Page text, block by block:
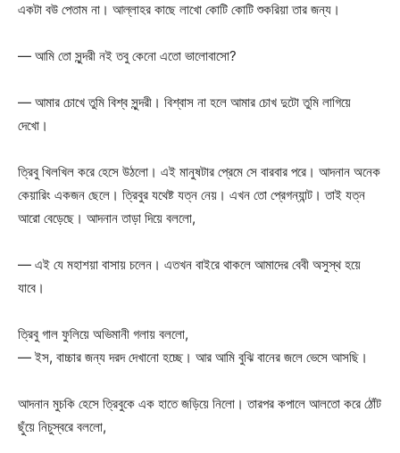
একটা বউ পেতাম না। আল্লাহর কাছে লাখো কোটি কোটি শুকরিয়া তার জন্য।
— আমি তো সুন্দরী নই তবু কেনো এতো ভালোবাসো?
— আমার চোখে তুমি বিশ্ব সুন্দরী। বিশ্বাস না হলে আমার চোখ দুটো তুমি লাগিয়ে
দেখো।
ত্রিবু খিলখিল করে হেসে উঠলো। এই মানুষটার প্রেমে সে বারবার পরে। আদনান অনেক
কেয়ারিং একজন ছেলে। ত্রিবুর যথেষ্ট যত্ন নেয়। এখন তো প্রেগন্যান্ট। তাই যত্ন
আরো বেড়েছে। আদনান তাড়া দিয়ে বললো,
— এই যে মহাশয়া বাসায় চলেন। এতখন বাইরে থাকলে আমাদের বেবী অসুস্থ হয়ে
যাবে।
ত্রিবু গাল ফুলিয়ে অভিমানী গলায় বললো,
— ইস, বাচ্চার জন্য দরদ দেখানো হচ্ছে। আর আমি বুঝি বানের জলে ভেসে আসছি।
আদনান মুচকি হেসে ত্রিবুকে এক হাতে জড়িয়ে নিলো। তারপর কপালে আলতো করে ঠোঁট
ছুঁয়ে নিচুস্বরে বললো,